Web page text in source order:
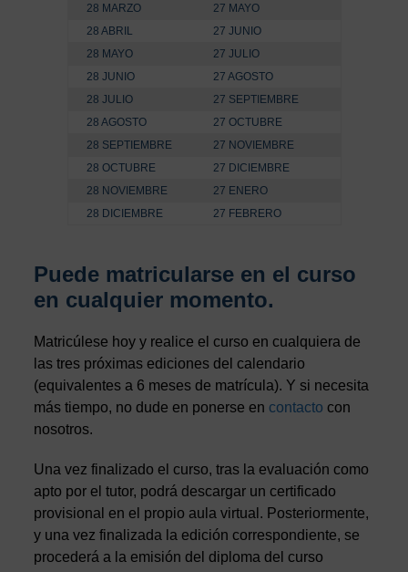
28 MARZO
27 MAYO
28 ABRIL
27 JUNIO
28 MAYO
27 JULIO
28 JUNIO
27 AGOSTO
28 JULIO
27 SEPTIEMBRE
28 AGOSTO
27 OCTUBRE
28 SEPTIEMBRE
27 NOVIEMBRE
28 OCTUBRE
27 DICIEMBRE
28 NOVIEMBRE
27 ENERO
28 DICIEMBRE
27 FEBRERO
Puede matricularse en el curso
en cualquier momento.
Matricúlese hoy y realice el curso en cualquiera de
las tres próximas ediciones del calendario
(equivalentes a 6 meses de matrícula). Y si necesita
más tiempo, no dude en ponerse en contacto con
nosotros.
Una vez finalizado el curso, tras la evaluación como
apto por el tutor, podrá descargar un certificado
provisional en el propio aula virtual. Posteriormente,
y una vez finalizada la edición correspondiente, se
procederá a la emisión del diploma del curso